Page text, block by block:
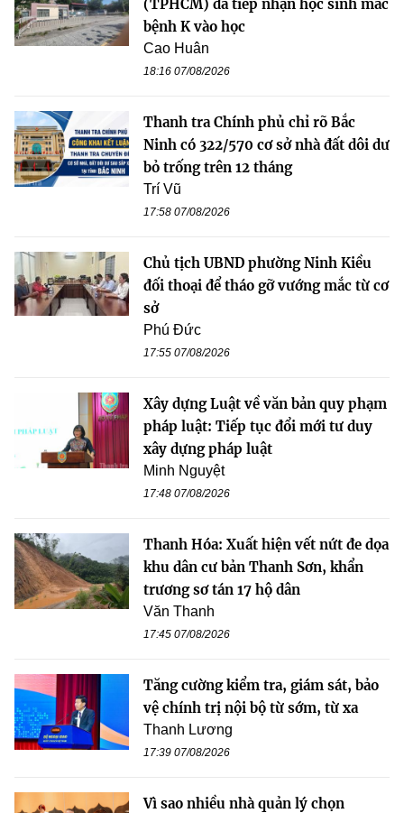
(TPHCM) đã tiếp nhận học sinh mắc
bệnh K vào học
Cao Huân
18:16 07/08/2026
Thanh tra Chính phủ chỉ rõ Bắc
Ninh có 322/570 cơ sở nhà đất dôi dư
bỏ trống trên 12 tháng
Trí Vũ
17:58 07/08/2026
Chủ tịch UBND phường Ninh Kiều
đối thoại để tháo gỡ vướng mắc từ cơ
sở
Phú Đức
17:55 07/08/2026
Xây dựng Luật về văn bản quy phạm
pháp luật: Tiếp tục đổi mới tư duy
xây dựng pháp luật
Minh Nguyệt
17:48 07/08/2026
Thanh Hóa: Xuất hiện vết nứt đe dọa
khu dân cư bản Thanh Sơn, khẩn
trương sơ tán 17 hộ dân
Văn Thanh
17:45 07/08/2026
Tăng cường kiểm tra, giám sát, bảo
vệ chính trị nội bộ từ sớm, từ xa
Thanh Lương
17:39 07/08/2026
Vì sao nhiều nhà quản lý chọn